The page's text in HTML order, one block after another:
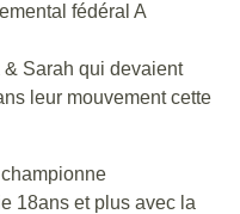
fédéral A
Sarah qui devaient
leur mouvement cette
18ans et plus avec la